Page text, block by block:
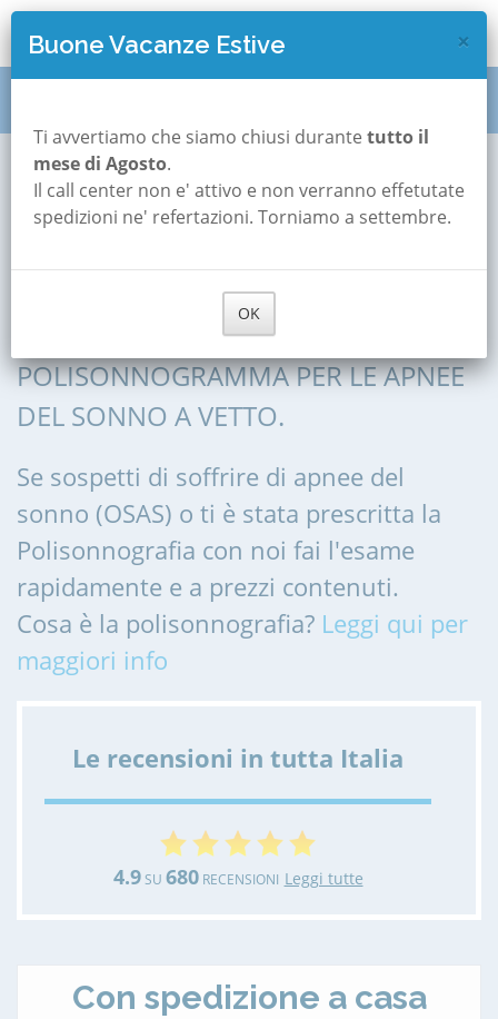
Vetto
Polisonnografia
a Vetto
POLISONNOGRAFIA, POLIGRAFIA,
POLISONNOGRAMMA PER LE APNEE
DEL SONNO A VETTO.
Se sospetti di soffrire di apnee del
sonno (OSAS) o ti è stata prescritta la
Polisonnografia con noi fai l'esame
rapidamente e a prezzi contenuti.
Cosa è la polisonnografia? Leggi qui per
maggiori info
Le recensioni in tutta Italia
4.9SU 680RECENSIONI Leggi tutte
Con spedizione a casa
×
Buone Vacanze Estive
Ti avvertiamo che siamo chiusi durante tutto il
mese di Agosto.
Il call center non e' attivo e non verranno effetutate
spedizioni ne' refertazioni. Torniamo a settembre.
OK